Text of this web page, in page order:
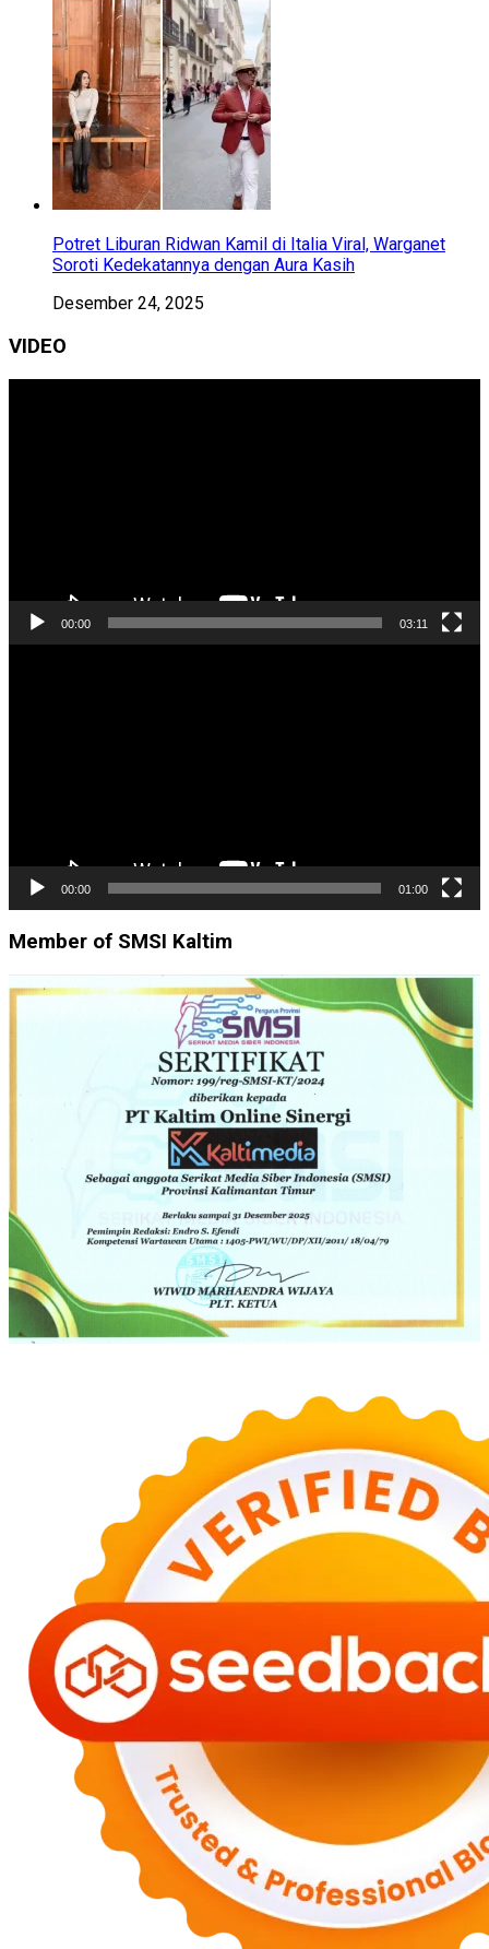
Potret Liburan Ridwan Kamil di Italia Viral, Warganet
Soroti Kedekatannya dengan Aura Kasih
Desember 24, 2025
VIDEO
00:00 03:11
00:00 01:00
Member of SMSI Kaltim